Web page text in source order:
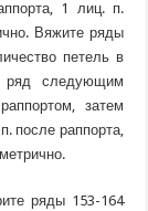
1 лиц. п.
Вяжите ряды
петель в
ряд следующим
затем
после раппорта,
ряды 153-164